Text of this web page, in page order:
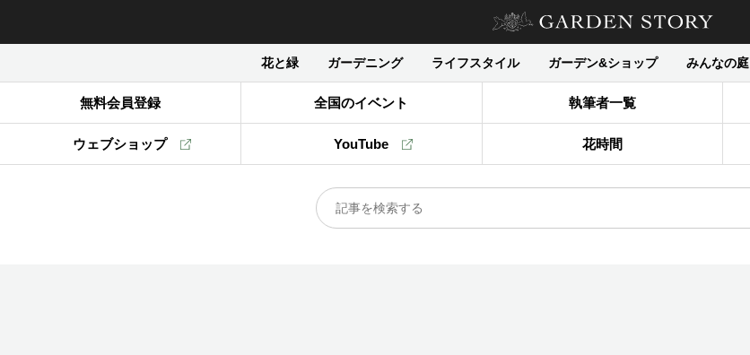
花と緑 ガーデニング ライフスタイル ガーデン&ショップ みんなの庭
無料会員登録 全国のイベント 執筆者一覧
ウェブショップ YouTube 花時間